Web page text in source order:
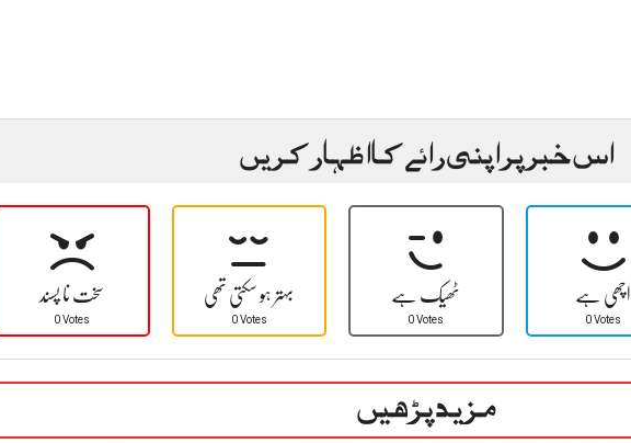
اس خبر پر اپنی رائے کا اظہار کریں
سخت نا پسند
0 Votes
بہتر ہو سکتی تھی
0 Votes
ٹھیک ہے
0 Votes
اچھی ہے
0 Votes
مزید پڑھیں